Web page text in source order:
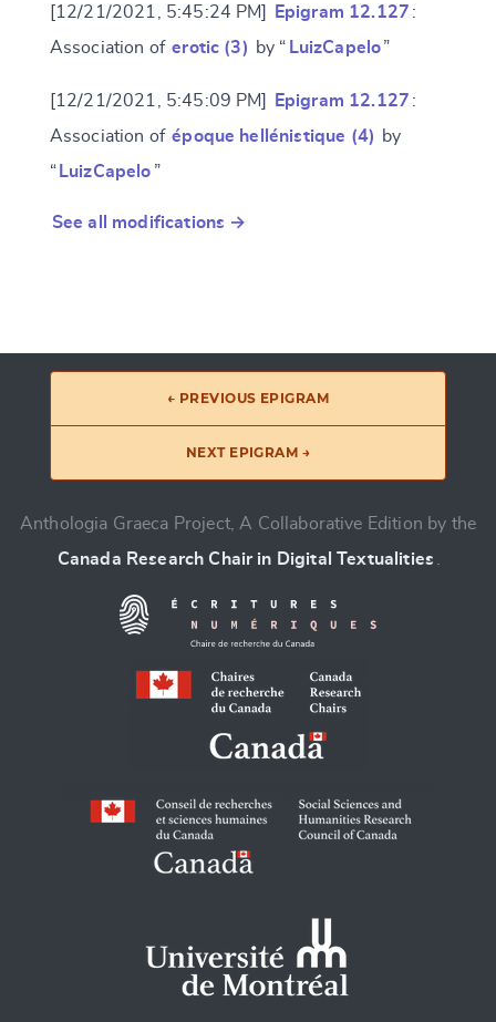
[12/21/2021, 5:45:24 PM] Epigram 12.127 :
Association of erotic (3) by “ LuizCapelo”
[12/21/2021, 5:45:09 PM] Epigram 12.127 :
Association of époque hellénistique (4)
by
“ LuizCapelo ”
See all modifications →
← PREVIOUS EPIGRAM
NEXT EPIGRAM →
Anthologia Graeca Project, A Collaborative Edition by the
Canada Research Chair in Digital Textualities